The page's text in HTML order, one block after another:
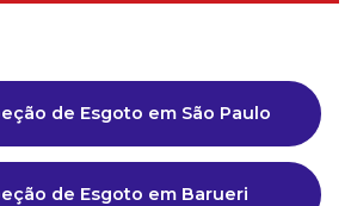
de Esgoto em São Paulo
de Esgoto em Barueri